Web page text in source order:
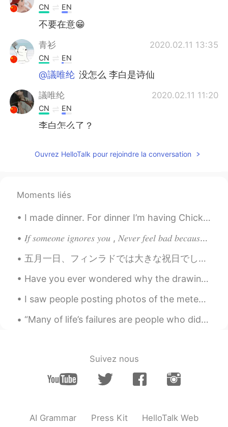
CN EN
不要在意😁
青衫 2020.02.11 13:35
CN EN
@議唯纶 没怎么 李白是诗仙
議唯纶 2020.02.11 11:20
CN EN
李白怎么了？
CN EN
田沐.
CN EN
或许只是给你意见吧，或是开玩笑，有些人
意见好就接受，意见不好你也不需要接受。
了。加油！
Maybe they are not malicious
我觉得他们纠正那个儿化音可能是因为他们
Ouvrez HelloTalk pour rejoindre la conversation
Moments liés
I made dinner. For dinner I’m having Chicken and Chinese Cabbage with some rice! I’m going to hav...
𝐼𝑓 𝑠𝑜𝑚𝑒𝑜𝑛𝑒 𝑖𝑔𝑛𝑜𝑟𝑒𝑠 𝑦𝑜𝑢 , 𝑁𝑒𝑣𝑒𝑟 𝑓𝑒𝑒𝑙 𝑏𝑎𝑑 𝑏𝑒𝑐𝑎𝑢𝑠𝑒 𝑚𝑜𝑠𝑡 𝑝𝑒𝑜𝑝𝑙𝑒 𝑡𝑒𝑛𝑑 𝑡𝑜 𝑎𝑣𝑜𝑖𝑑 𝑒𝑥𝑝𝑒𝑛𝑠𝑖𝑣𝑒 𝑡ℎ𝑖𝑛𝑔𝑠 𝑎𝑠 𝑡ℎ𝑒...
五月一日、フィンラドでは大きな祝日でした｡Vappuと言われています｡両親に送ってもらった写真です｡ 飲み物はvappuだけに飲まれるものです｡ simaと言われています｡ 更に、食べ物も特別な...
Have you ever wondered why the drawing of a heart doesn’t look like the human heart? That’s bec...
I saw people posting photos of the meteor shower from last night at 3am. It must be nice to live ...
“Many of life’s failures are people who did not realize how close they were to success when they ...
Suivez nous
AI Grammar Press Kit HelloTalk Web